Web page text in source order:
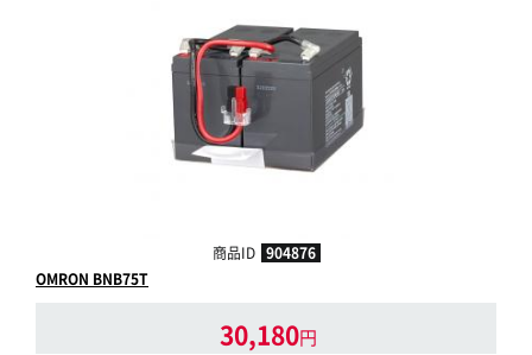
商品ID 904876
OMRON BNB75T
30,180円